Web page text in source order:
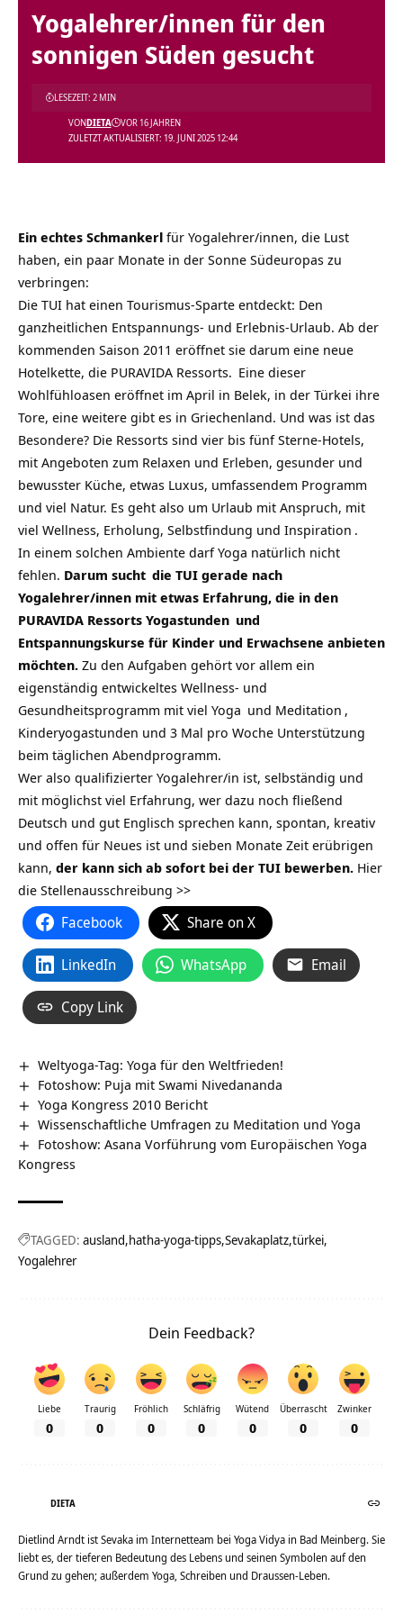
Yogalehrer/innen für den
sonnigen Süden gesucht
ZULETZT AKTUALISIERT: 19. JUNI 2025 12:44
VONDIETA VOR 16 JAHREN
LESEZEIT: 2 MIN
Ein echtes Schmankerl für Yogalehrer/innen, die Lust
haben, ein paar Monate in der Sonne Südeuropas zu
verbringen:
Die TUI hat einen Tourismus-Sparte entdeckt: Den
ganzheitlichen Entspannungs- und Erlebnis-Urlaub. Ab der
kommenden Saison 2011 eröffnet sie darum eine neue
Hotelkette, die PURAVIDA Ressorts. Eine dieser
Wohlfühloasen eröffnet im April in Belek, in der Türkei ihre
Tore, eine weitere gibt es in Griechenland. Und was ist das
Besondere? Die Ressorts sind vier bis fünf Sterne-Hotels,
mit Angeboten zum Relaxen und Erleben, gesunder und
bewusster Küche, etwas Luxus, umfassendem Programm
und viel Natur. Es geht also um Urlaub mit Anspruch, mit
viel Wellness, Erholung, Selbstfindung und Inspiration .
In einem solchen Ambiente darf Yoga natürlich nicht
fehlen. Darum sucht die TUI gerade nach
Yogalehrer/innen mit etwas Erfahrung, die in den
PURAVIDA Ressorts Yogastunden und
Entspannungskurse für Kinder und Erwachsene anbieten
möchten. Zu den Aufgaben gehört vor allem ein
eigenständig entwickeltes Wellness- und
Gesundheitsprogramm mit viel Yoga und Meditation ,
Kinderyogastunden und 3 Mal pro Woche Unterstützung
beim täglichen Abendprogramm.
Wer also qualifizierter Yogalehrer/in ist, selbständig und
mit möglichst viel Erfahrung, wer dazu noch fließend
Deutsch und gut Englisch sprechen kann, spontan, kreativ
und offen für Neues ist und sieben Monate Zeit erübrigen
kann, der kann sich ab sofort bei der TUI bewerben. Hier
die Stellenausschreibung >>
Facebook Share on X
LinkedIn WhatsApp Email
Copy Link
Weltyoga-Tag: Yoga für den Weltfrieden!
Fotoshow: Puja mit Swami Nivedananda
Yoga Kongress 2010 Bericht
Wissenschaftliche Umfragen zu Meditation und Yoga
Fotoshow: Asana Vorführung vom Europäischen Yoga
Kongress
TAGGED: ausland hatha-yoga-tipps Sevakaplatz türkei
Yogalehrer
Dein Feedback?
Liebe
0
Traurig
0
Fröhlich
0
Schläfrig
0
Wütend
0
Überrascht
0
Zwinker
0
DIETA
Dietlind Arndt ist Sevaka im Internetteam bei Yoga Vidya in Bad Meinberg. Sie
liebt es, der tieferen Bedeutung des Lebens und seinen Symbolen auf den
Grund zu gehen; außerdem Yoga, Schreiben und Draussen-Leben.